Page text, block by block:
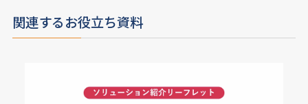
関連するお役立ち資料